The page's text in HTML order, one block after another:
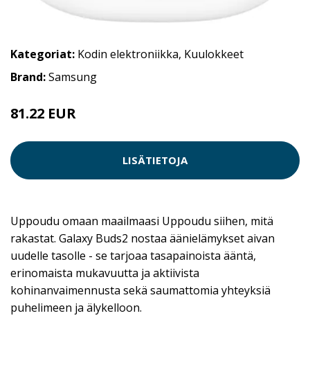
Kategoriat: Kodin elektroniikka, Kuulokkeet
Brand:Samsung
81.22 EUR
LISÄTIETOJA
Uppoudu omaan maailmaasi Uppoudu siihen, mitä
rakastat. Galaxy Buds2 nostaa äänielämykset aivan
uudelle tasolle - se tarjoaa tasapainoista ääntä,
erinomaista mukavuutta ja aktiivista
kohinanvaimennusta sekä saumattomia yhteyksiä
puhelimeen ja älykelloon.